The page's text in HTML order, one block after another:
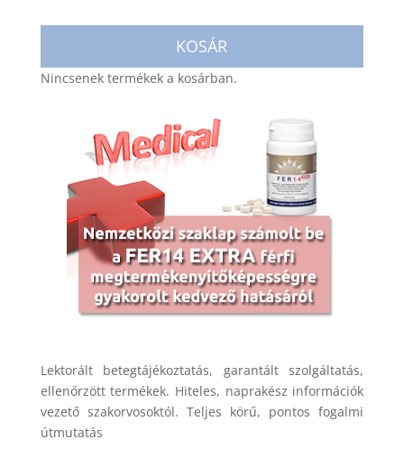
KOSÁR
Nincsenek termékek a kosárban.
Lektorált betegtájékoztatás, garantált szolgáltatás,
ellenőrzött termékek. Hiteles, naprakész információk
vezető szakorvosoktól. Teljes körű, pontos fogalmi
útmutatás